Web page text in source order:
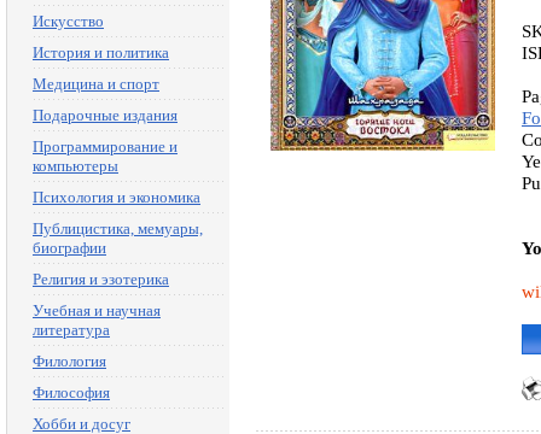
Искусство
История и политика
Медицина и спорт
Подарочные издания
Программирование и
компьютеры
Психология и экономика
Публицистика, мемуары,
биографии
Религия и эзотерика
Учебная и научная
литература
Филология
Философия
Хобби и досуг